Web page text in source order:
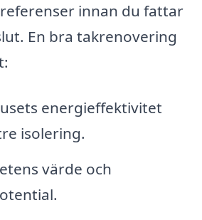
innan du fattar
En bra takrenovering
energieffektivitet
isolering.
värde och